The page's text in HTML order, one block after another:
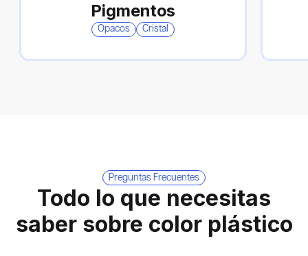
Pigmentos
Opacos Cristal
Preguntas Frecuentes
Todo lo que necesitas
saber sobre color plástico